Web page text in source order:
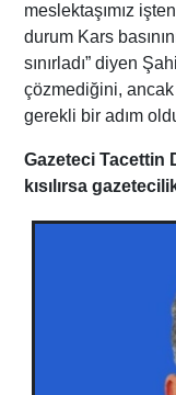
meslektaşımız
durum Kars
sınırladı” diyen
çözmediğini, ancak
gerekli bir adım
Gazeteci Tacettin
kısılırsa